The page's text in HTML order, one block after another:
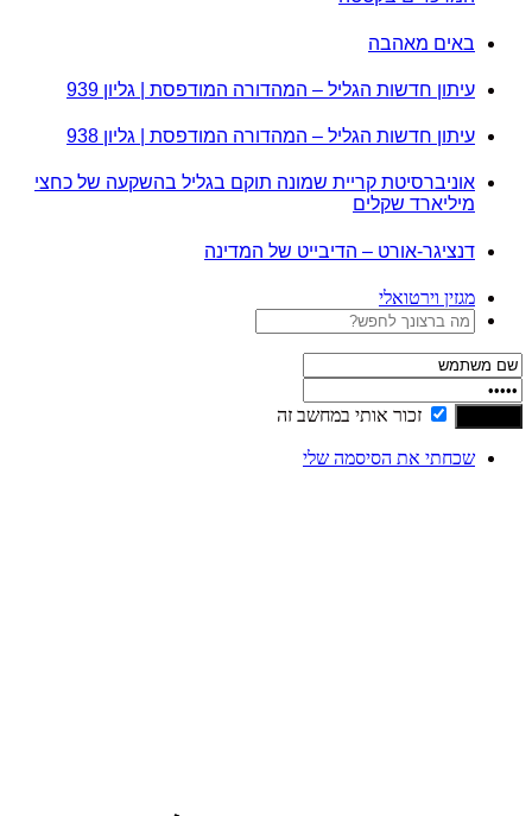
באים מאהבה
עיתון חדשות הגליל – המהדורה המודפסת | גליון 939
עיתון חדשות הגליל – המהדורה המודפסת | גליון 938
אוניברסיטת קריית שמונה תוקם בגליל בהשקעה של כחצי
מיליארד שקלים
דנציגר-אורט – הדיבייט של המדינה
מגזין וירטואלי
זכור אותי במחשב זה
שכחתי את הסיסמה שלי